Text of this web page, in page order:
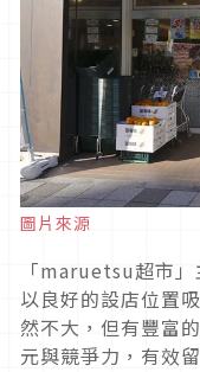
圖片來源
「maruetsu超市
以良好的設店位置
然不大，但有豐富
元與競爭力，有效